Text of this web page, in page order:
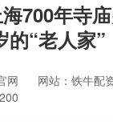
700年寺
的“老人家”
网 网站：铁牛配